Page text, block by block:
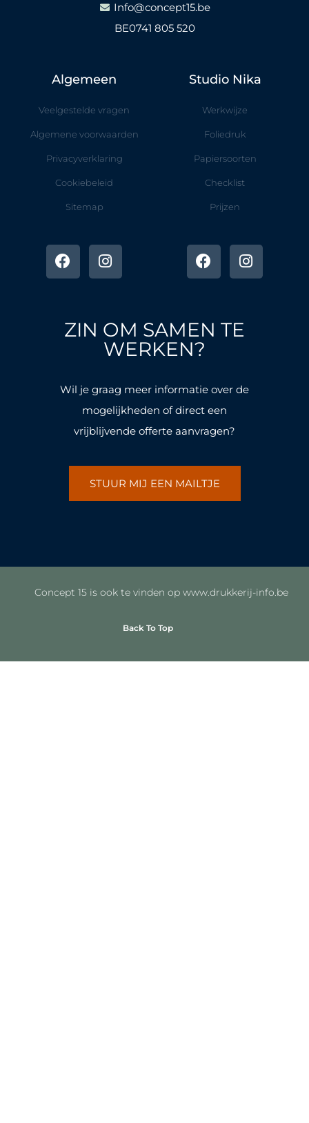
Info@concept15.be
BE0741 805 520
Algemeen
Veelgestelde vragen
Algemene voorwaarden
Privacyverklaring
Cookiebeleid
Sitemap
a
c
e
o
n
s
t
r
a
m
Studio Nika
Werkwijze
Foliedruk
Papiersoorten
Checklist
Prijzen
a
c
e
o
k
n
s
t
ZIN OM SAMEN TE
WERKEN?
Wil je graag meer informatie over de
mogelijkheden of direct een
vrijblijvende offerte aanvragen?
STUUR MIJ EEN MAILTJE
Concept 15 is ook te vinden op www.drukkerij-info.be
Back To Top